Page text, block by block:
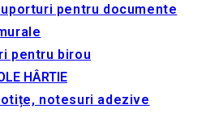
pentru documente
pentru birou
HÂRTIE
notesuri adezive